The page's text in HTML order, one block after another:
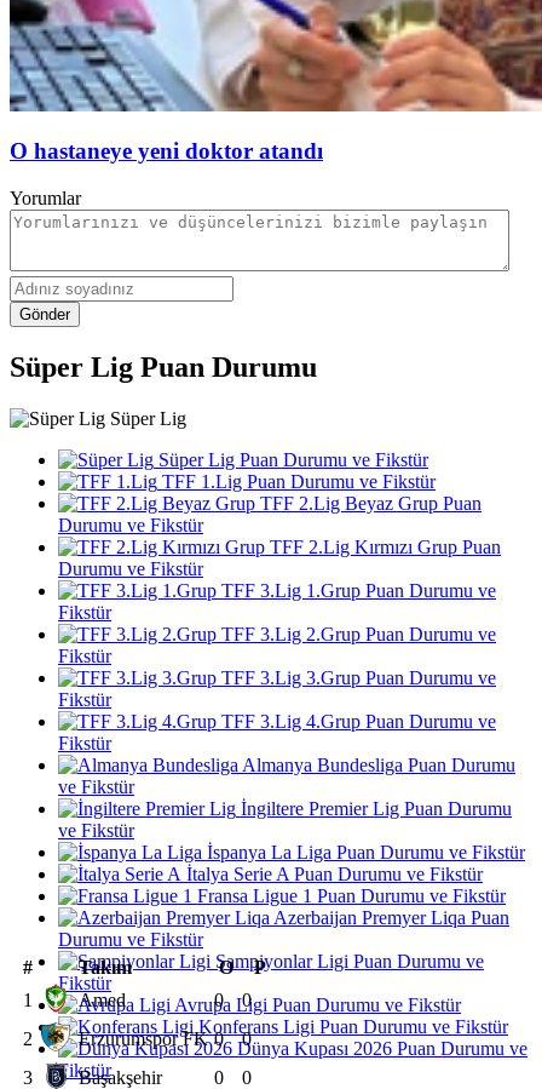
O hastaneye yeni doktor atandı
Yorumlar
Gönder
Süper Lig Puan Durumu
Süper Lig
Süper Lig Puan Durumu ve Fikstür
TFF 1.Lig Puan Durumu ve Fikstür
TFF 2.Lig Beyaz Grup Puan
Durumu ve Fikstür
TFF 2.Lig Kırmızı Grup Puan
Durumu ve Fikstür
TFF 3.Lig 1.Grup Puan Durumu ve
Fikstür
TFF 3.Lig 2.Grup Puan Durumu ve
Fikstür
TFF 3.Lig 3.Grup Puan Durumu ve
Fikstür
TFF 3.Lig 4.Grup Puan Durumu ve
Fikstür
Almanya Bundesliga Puan Durumu
ve Fikstür
İngiltere Premier Lig Puan Durumu
ve Fikstür
İspanya La Liga Puan Durumu ve Fikstür
İtalya Serie A Puan Durumu ve Fikstür
Fransa Ligue 1 Puan Durumu ve Fikstür
Azerbaijan Premyer Liqa Puan
Durumu ve Fikstür
Şampiyonlar Ligi Puan Durumu ve
Fikstür
Avrupa Ligi Puan Durumu ve Fikstür
Konferans Ligi Puan Durumu ve Fikstür
Dünya Kupası 2026 Puan Durumu ve
Fikstür
# Takım O
P
1
Amed 0
0
2
Erzurumspor FK 0
0
3
Başakşehir 0
0